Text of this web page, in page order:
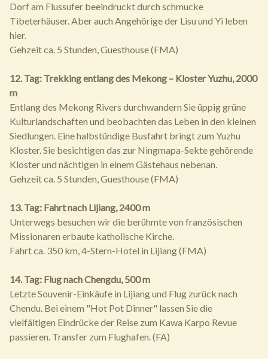
Dorf am Flussufer beeindruckt durch schmucke
Tibeterhäuser. Aber auch Angehörige der Lisu und Yi leben
hier.
Gehzeit ca. 5 Stunden, Guesthouse (FMA)
12. Tag: Trekking entlang des Mekong – Kloster Yuzhu, 2000
m
Entlang des Mekong Rivers durchwandern Sie üppig grüne
Kulturlandschaften und beobachten das Leben in den kleinen
Siedlungen. Eine halbstündige Busfahrt bringt zum Yuzhu
Kloster. Sie besichtigen das zur Ningmapa-Sekte gehörende
Kloster und nächtigen in einem Gästehaus nebenan.
Gehzeit ca. 5 Stunden, Guesthouse (FMA)
13. Tag: Fahrt nach Lijiang, 2400 m
Unterwegs besuchen wir die berühmte von französischen
Missionaren erbaute katholische Kirche.
Fahrt ca. 350 km, 4-Stern-Hotel in Lijiang (FMA)
14. Tag: Flug nach Chengdu, 500 m
Letzte Souvenir-Einkäufe in Lijiang und Flug zurück nach
Chendu. Bei einem "Hot Pot Dinner" lassen Sie die
vielfältigen Eindrücke der Reise zum Kawa Karpo Revue
passieren. Transfer zum Flughafen. (FA)